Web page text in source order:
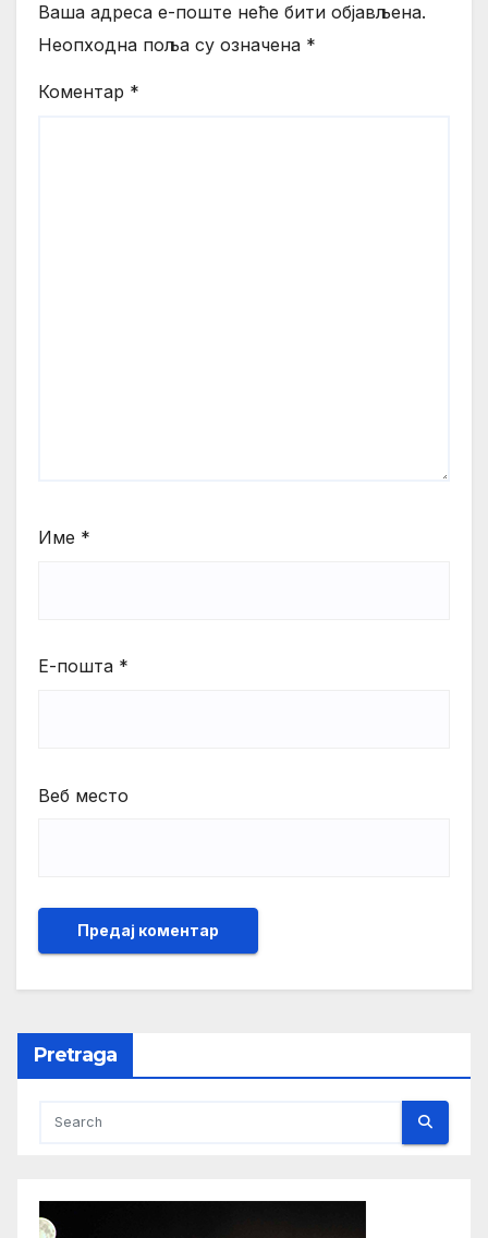
Ваша адреса е-поште неће бити објављена.
Неопходна поља су означена *
Коментар *
Име *
Е-пошта *
Веб место
Pretraga